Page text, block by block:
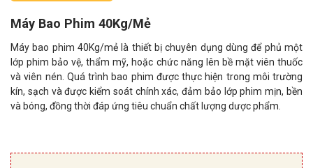
Máy Bao Phim 40Kg/Mẻ
Máy bao phim 40Kg/mẻ là thiết bị chuyên dụng dùng để phủ một
lớp phim bảo vệ, thẩm mỹ, hoặc chức năng lên bề mặt viên thuốc
và viên nén. Quá trình bao phim được thực hiện trong môi trường
kín, sạch và được kiểm soát chính xác, đảm bảo lớp phim mịn, bền
và bóng, đồng thời đáp ứng tiêu chuẩn chất lượng dược phẩm.